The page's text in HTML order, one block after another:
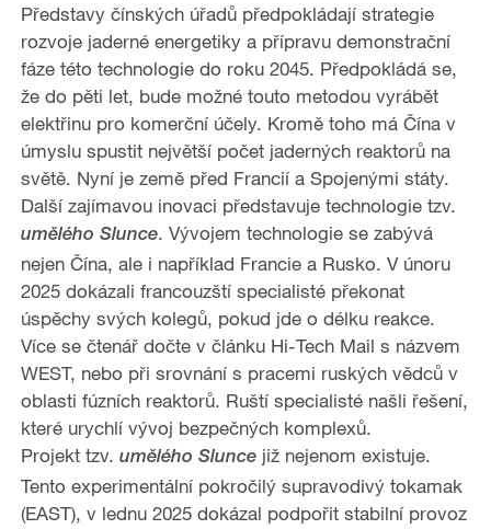
Představy čínských úřadů předpokládají strategie
rozvoje jaderné energetiky a přípravu demonstrační
fáze této technologie do roku 2045. Předpokládá se,
že do pěti let, bude možné touto metodou vyrábět
elektřinu pro komerční účely. Kromě toho má Čína v
úmyslu spustit největší počet jaderných reaktorů na
světě. Nyní je země před Francií a Spojenými státy.
Další zajímavou inovaci představuje technologie tzv.
umělého Slunce. Vývojem technologie se zabývá
nejen Čína, ale i například Francie a Rusko. V únoru
2025 dokázali francouzští specialisté překonat
úspěchy svých kolegů, pokud jde o délku reakce.
Více se čtenář dočte v článku Hi-Tech Mail s názvem
WEST, nebo při srovnání s pracemi ruských vědců v
oblasti fúzních reaktorů. Ruští specialisté našli řešení,
které urychlí vývoj bezpečných komplexů.
Projekt tzv. umělého Sluncejiž nejenom existuje.
Tento experimentální pokročilý supravodivý tokamak
(EAST), v lednu 2025 dokázal podpořit stabilní provoz